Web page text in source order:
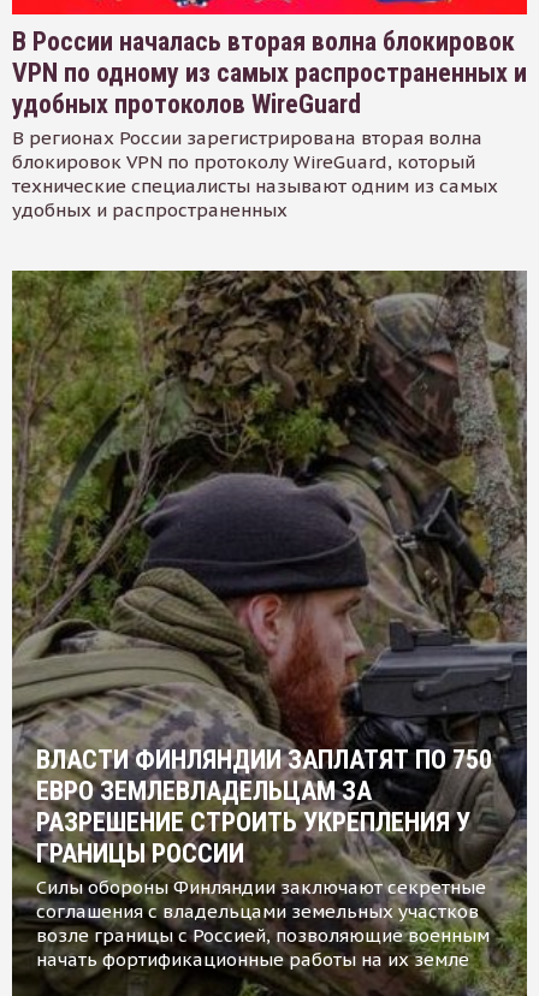
В России началась вторая волна блокировок
VPN по одному из самых распространенных и
удобных протоколов WireGuard
В регионах России зарегистрирована вторая волна
блокировок VPN по протоколу WireGuard, который
технические специалисты называют одним из самых
удобных и распространенных
ВЛАСТИ ФИНЛЯНДИИ ЗАПЛАТЯТ ПО 750
ЕВРО ЗЕМЛЕВЛАДЕЛЬЦАМ ЗА
РАЗРЕШЕНИЕ СТРОИТЬ УКРЕПЛЕНИЯ У
ГРАНИЦЫ РОССИИ
Силы обороны Финляндии заключают секретные
соглашения с владельцами земельных участков
возле границы с Россией, позволяющие военным
начать фортификационные работы на их земле